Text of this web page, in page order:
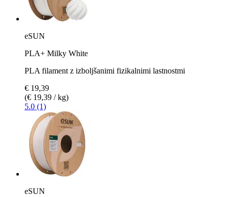
eSUN
PLA+ Milky White
PLA filament z izboljšanimi fizikalnimi lastnostmi
€ 19,39
(€ 19,39 / kg)
5.0 (1)
eSUN